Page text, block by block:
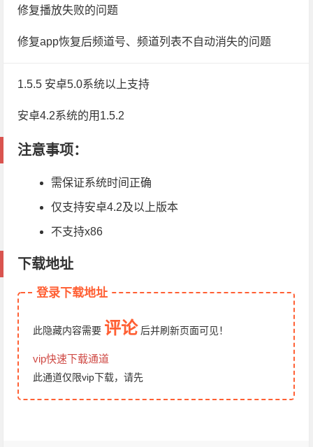
修复播放失败的问题
修复app恢复后频道号、频道列表不自动消失的问题
1.5.5 安卓5.0系统以上支持
安卓4.2系统的用1.5.2
注意事项：
需保证系统时间正确
仅支持安卓4.2及以上版本
不支持x86
下载地址
登录下载地址
此隐藏内容需要 评论 后并刷新页面可见！
vip快速下载通道
此通道仅限vip下载，请先